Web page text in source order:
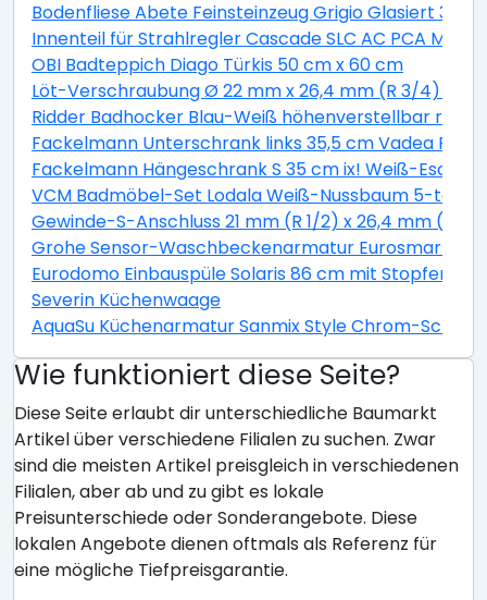
Bodenfliese Abete Feinsteinzeug Grigio Glasiert 30
Innenteil für Strahlregler Cascade SLC AC PCA M22
OBI Badteppich Diago Türkis 50 cm x 60 cm
Löt-Verschraubung Ø 22 mm x 26,4 mm (R 3/4)
Ridder Badhocker Blau-Weiß höhenverstellbar
Fackelmann Unterschrank links 35,5 cm Vadea
Fackelmann Hängeschrank S 35 cm ix! Weiß-Esche
VCM Badmöbel-Set Lodala Weiß-Nussbaum 5-teilig
Gewinde-S-Anschluss 21 mm (R 1/2) x 26,4 mm (R
Grohe Sensor-Waschbeckenarmatur Eurosmart CE
Eurodomo Einbauspüle Solaris 86 cm mit
Severin Küchenwaage
AquaSu Küchenarmatur Sanmix Style Chrom-
Wie funktioniert diese Seite?
Diese Seite erlaubt dir unterschiedliche Baumarkt
Artikel über verschiedene Filialen zu suchen. Zwar
sind die meisten Artikel preisgleich in verschiedenen
Filialen, aber ab und zu gibt es lokale
Preisunterschiede oder Sonderangebote. Diese
lokalen Angebote dienen oftmals als Referenz für
eine mögliche Tiefpreisgarantie.